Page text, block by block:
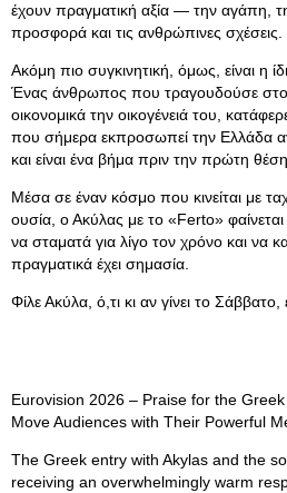
έχουν πραγματική αξία — την αγάπη,
προσφορά και τις ανθρώπινες σχέσεις.
Ακόμη πιο συγκινητική, όμως, είναι η
Ένας άνθρωπος που τραγουδούσε
οικονομικά την οικογένειά του,
που σήμερα εκπροσωπεί την Ελλάδα
και είναι ένα βήμα πριν την πρώτη
Μέσα σε έναν κόσμο που κινείται με
ουσία, ο Ακύλας με το «Ferto» φαίνεται
να σταματά για λίγο τον χρόνο και να
πραγματικά έχει σημασία.
Φίλε Ακύλα, ό,τι κι αν γίνει το Σάββατο,
Eurovision 2026 – Praise for the
Move Audiences with Their Powerful
The Greek entry with Akylas and the
receiving an overwhelmingly warm